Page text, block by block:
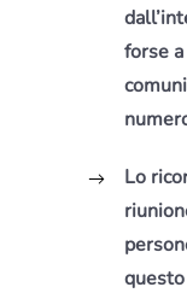
forse
Lo